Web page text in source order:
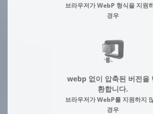
브라우저가 WebP 형식을 지원
경우
webp 없이 압축된 버전을
환합니다.
브라우저가 WebP를 지원하지
경우